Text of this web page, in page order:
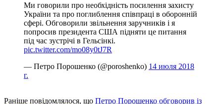
Ми говорили про необхідність посилення захисту
України та про поглиблення співпраці в оборонній
сфері. Обговорили звільнення заручників і я
попросив президента США підняти це питання
під час зустрічі в Гельсінкі.
pic.twitter.com/mo08y0tJ7R
— Петро Порошенко (@poroshenko) 14 июля 2018
г.
Раніше повідомлялося, що Петро Порошенко обговорив із